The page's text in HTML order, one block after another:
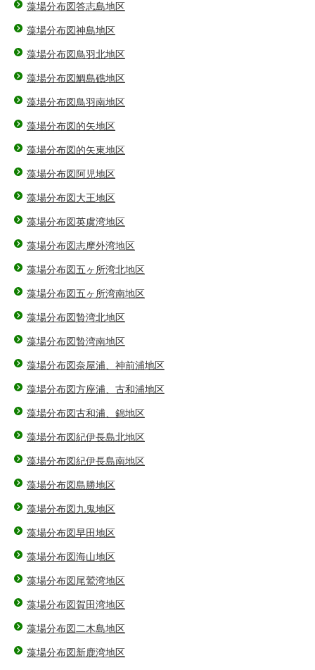
藻場分布図答志島地区
藻場分布図神島地区
藻場分布図鳥羽北地区
藻場分布図鯛島礁地区
藻場分布図鳥羽南地区
藻場分布図的矢地区
藻場分布図的矢東地区
藻場分布図阿児地区
藻場分布図大王地区
藻場分布図英虞湾地区
藻場分布図志摩外湾地区
藻場分布図五ヶ所湾北地区
藻場分布図五ヶ所湾南地区
藻場分布図贄湾北地区
藻場分布図贄湾南地区
藻場分布図奈屋浦、神前浦地区
藻場分布図方座浦、古和浦地区
藻場分布図古和浦、錦地区
藻場分布図紀伊長島北地区
藻場分布図紀伊長島南地区
藻場分布図島勝地区
藻場分布図九鬼地区
藻場分布図早田地区
藻場分布図海山地区
藻場分布図尾鷲湾地区
藻場分布図賀田湾地区
藻場分布図二木島地区
藻場分布図新鹿湾地区